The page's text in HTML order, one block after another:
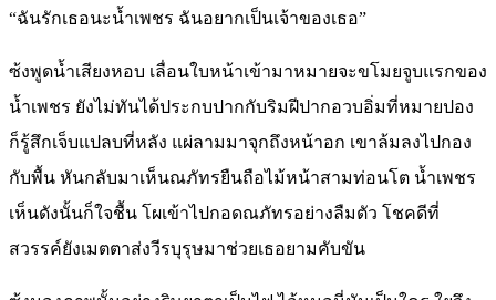
“ฉันรักเธอนะน้ำเพชร ฉันอยากเป็นเจ้าของเธอ”
ซ้งพูดน้ำเสียงหอบ เลื่อนใบหน้าเข้ามาหมายจะขโมยจูบแรกของ
น้ำเพชร ยังไม่ทันได้ประกบปากกับริมฝีปากอวบอิ่มที่หมายปอง
ก็รู้สึกเจ็บแปลบที่หลัง แผ่ลามมาจุกถึงหน้าอก เขาล้มลงไปกอง
กับพื้น หันกลับมาเห็นณภัทรยืนถือไม้หน้าสามท่อนโต น้ำเพชร
เห็นดังนั้นก็ใจชื้น โผเข้าไปกอดณภัทรอย่างลืมตัว โชคดีที่
สวรรค์ยังเมตตาส่งวีรบุรุษมาช่วยเธอยามคับขัน